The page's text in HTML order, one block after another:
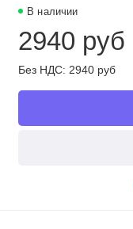
В наличии
2940 руб
Без НДС: 2940 руб